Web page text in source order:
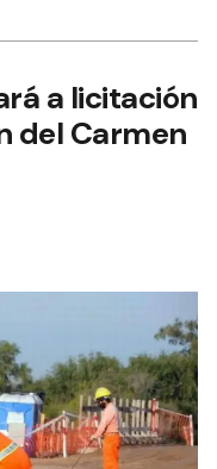
a licitación
del Carmen